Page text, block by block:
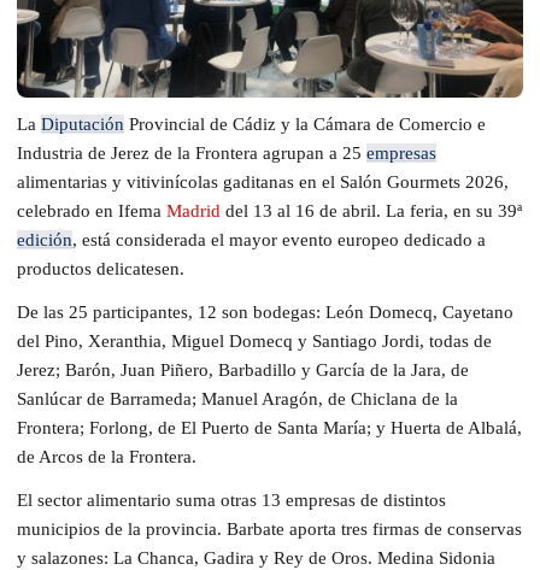
La Diputación Provincial de Cádiz y la Cámara de Comercio e
Industria de Jerez de la Frontera agrupan a 25 empresas
alimentarias y vitivinícolas gaditanas en el Salón Gourmets 2026,
celebrado en Ifema Madrid del 13 al 16 de abril. La feria, en su 39ª
edición, está considerada el mayor evento europeo dedicado a
productos delicatesen.
De las 25 participantes, 12 son bodegas: León Domecq, Cayetano
del Pino, Xeranthia, Miguel Domecq y Santiago Jordi, todas de
Jerez; Barón, Juan Piñero, Barbadillo y García de la Jara, de
Sanlúcar de Barrameda; Manuel Aragón, de Chiclana de la
Frontera; Forlong, de El Puerto de Santa María; y Huerta de Albalá,
de Arcos de la Frontera.
El sector alimentario suma otras 13 empresas de distintos
municipios de la provincia. Barbate aporta tres firmas de conservas
y salazones: La Chanca, Gadira y Rey de Oros. Medina Sidonia